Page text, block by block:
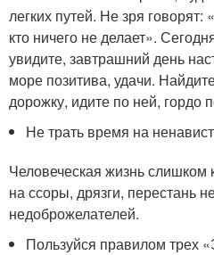
легких путей. Не зря говорят:
кто ничего не делает».
увидите, завтрашний день
море позитива, удачи.
дорожку, идите по ней, гордо
Не трать время на
Человеческая жизнь слишком
на ссоры, дрязги, перестань
недоброжелателей.
Пользуйся правилом трех